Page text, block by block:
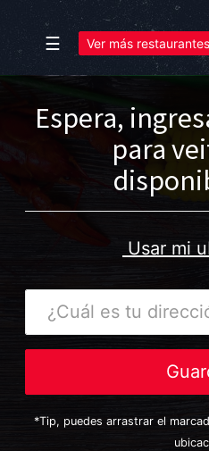
☰ Ver más restaurantes
Espera,
para
Usar mi
*Tip, puedes arrastrar el